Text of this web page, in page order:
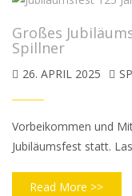
Großes
Spillner
26. APRIL 2025
Vorbeikommen und
Jubiläumsfest statt.
Read More >>